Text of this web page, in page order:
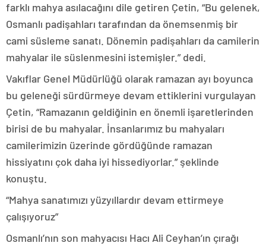
farklı mahya asılacağını dile getiren Çetin, “Bu gelenek,
Osmanlı padişahları tarafından da önemsenmiş bir
cami süsleme sanatı. Dönemin padişahları da camilerin
mahyalar ile süslenmesini istemişler.” dedi.
Vakıflar Genel Müdürlüğü olarak ramazan ayı boyunca
bu geleneği sürdürmeye devam ettiklerini vurgulayan
Çetin, “Ramazanın geldiğinin en önemli işaretlerinden
birisi de bu mahyalar. İnsanlarımız bu mahyaları
camilerimizin üzerinde gördüğünde ramazan
hissiyatını çok daha iyi hissediyorlar.” şeklinde
konuştu.
“Mahya sanatımızı yüzyıllardır devam ettirmeye
çalışıyoruz”
Osmanlı’nın son mahyacısı Hacı Ali Ceyhan’ın çırağı